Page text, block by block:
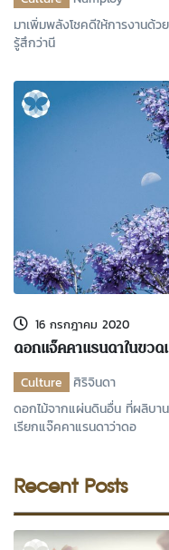
มาเพิ่มพลังโชคดีให้การงาน
รู้สึกว่านี
16 กรกฎาคม 2020
ดอกแจ๊คคาแรนดาในขว
Culture
ศิริจินดา
ดอกไม้จากแผ่นดินอื่น ที่ผลิบา
เรียกแจ๊คคาแรนดาว่าดอ
Recent Posts